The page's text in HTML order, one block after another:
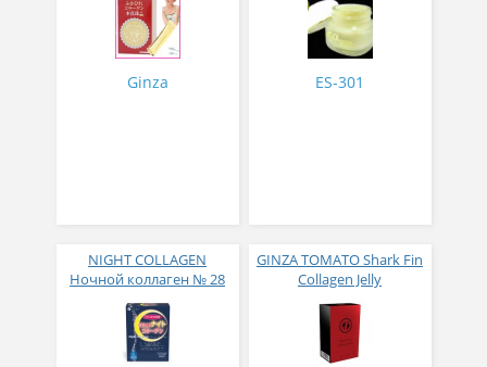
№ 30
Ginza ES-301
NIGHT COLLAGEN
Ночной коллаген № 28
GINZA TOMATO Shark Fin
Collagen Jelly
Коллагеновое желе из
плавников голубой
акулы со вкусом манго
№ 14